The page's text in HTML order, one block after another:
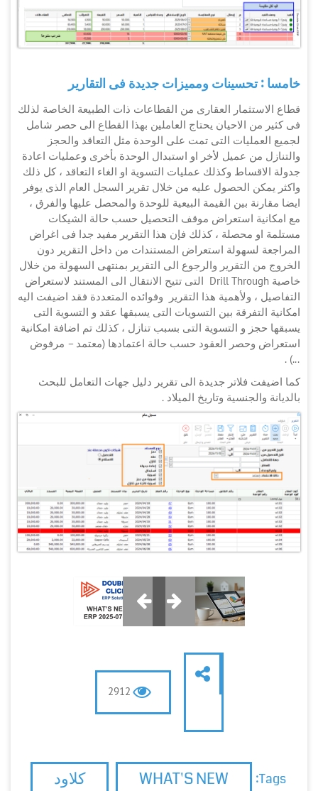
خامسا : تحسينات ومميزات جديدة فى التقارير
قطاع الاستثمار العقارى من القطاعات ذات الطبيعة الخاصة لذلك
فى كثير من الاحيان يحتاج العاملين بهذا القطاع الى حصر شامل
لجميع العمليات التى تمت على الوحدة مثل التعاقد والحجز
والتنازل من عميل لأخر او استبدال الوحدة بأخرى وعمليات اعادة
جدولة الاقساط وكذلك عمليات التسوية او الغاء التعاقد ، كل ذلك
واكثر يمكن الحصول عليه من خلال تقرير السجل العام الذى يوفر
ايضا مقارنة بين القيمة البيعية للوحدة والمحصل عليها والفرق ،
مع امكانية استعراض موقف التحصيل حسب حالة الشيكات
مستلمة او محصلة ، كذلك فإن هذا التقرير مفيد جدا فى اغراض
المراجعة لسهولة استعراض المستندات من داخل التقرير دون
الخروج من التقرير والرجوع الى التقرير بمنتهى السهولة من خلال
خاصية Drill Through التى تتيح الانتقال الى المستند لاستعراض
التفاصيل ، ولأهمية هذا التقرير وفوائده المتعددة فقد اضيفت اليه
امكانية التفرقة بين التسويات التى يسبقها عقد و التسوية التى
يسبقها حجز و التسوية التى بسبب تنازل ، كذلك تم اضافة امكانية
استعراض وحصر العقود حسب حالة اعتمادها (معتمد – مرفوض
...) .
كما اضيفت فلاتر جديدة الى تقرير دليل جهات التعامل للبحث
بالديانة والجنسية وتاريخ الميلاد .
2912
Tags:
WHAT'S NEW
كلاود